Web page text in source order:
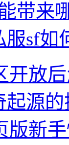
带来
sf如
开放
起源
版新